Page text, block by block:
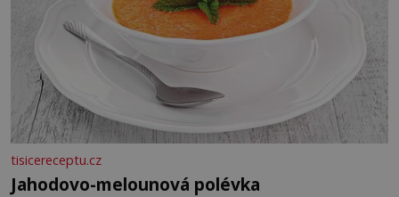
tisicereceptu.cz
Jahodovo-melounová polévka